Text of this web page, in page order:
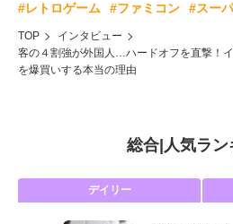
#レトロゲーム #ファミコン #スー
TOP
インタビュー
客の４割強が外国人…ハードオフを直撃！
を爆買いする本当の理由
総合| 人気ラン
デイリー